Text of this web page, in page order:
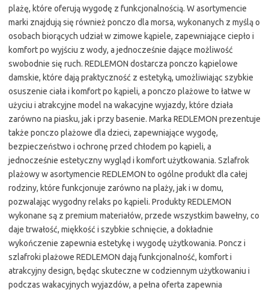
plażę, które oferują wygodę z funkcjonalnością. W asortymencie
marki znajdują się również ponczo dla morsa, wykonanych z myślą o
osobach biorących udział w zimowe kąpiele, zapewniające ciepło i
komfort po wyjściu z wody, a jednocześnie dające możliwość
swobodnie się ruch. REDLEMON dostarcza ponczo kąpielowe
damskie, które dają praktyczność z estetyką, umożliwiając szybkie
osuszenie ciała i komfort po kąpieli, a ponczo plażowe to łatwe w
użyciu i atrakcyjne model na wakacyjne wyjazdy, które działa
zarówno na piasku, jak i przy basenie. Marka REDLEMON prezentuje
także ponczo plażowe dla dzieci, zapewniające wygodę,
bezpieczeństwo i ochronę przed chłodem po kąpieli, a
jednocześnie estetyczny wygląd i komfort użytkowania. Szlafrok
plażowy w asortymencie REDLEMON to ogólne produkt dla całej
rodziny, które funkcjonuje zarówno na plaży, jak i w domu,
pozwalając wygodny relaks po kąpieli. Produkty REDLEMON
wykonane są z premium materiałów, przede wszystkim bawełny, co
daje trwałość, miękkość i szybkie schnięcie, a dokładnie
wykończenie zapewnia estetykę i wygodę użytkowania. Poncz i
szlafroki plażowe REDLEMON dają funkcjonalność, komfort i
atrakcyjny design, będąc skuteczne w codziennym użytkowaniu i
podczas wakacyjnych wyjazdów, a pełna oferta zapewnia